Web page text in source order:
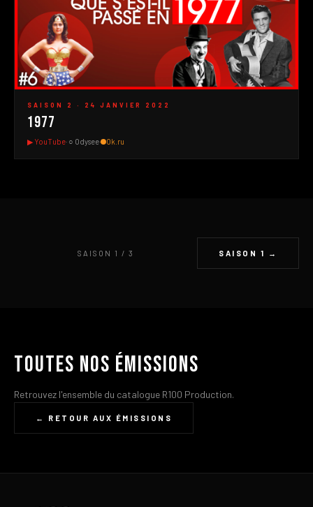
▶
#1
SAISON 2 · 24 JANVIER 2022
1977
▶ YouTube· ○ Odysee· Ok.ru
SAISON 1 / 3 SAISON 1 →
Toutes nos émissions
Retrouvez l'ensemble du catalogue R100 Production.
← RETOUR AUX ÉMISSIONS